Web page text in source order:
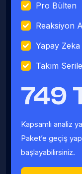
Pro Bülten
Reaksiyon
Yapay
Takım
749
Kapsamlı analiz
Paket’e geçiş
başlayabilirsiniz.